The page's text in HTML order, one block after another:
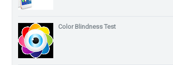
Color Blindness Test